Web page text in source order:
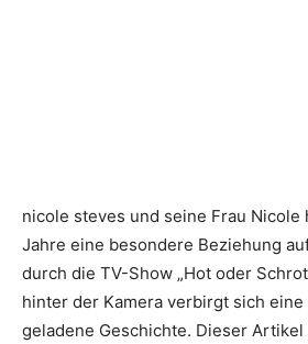
nicole steves und seine Frau Nicole
Jahre eine besondere Beziehung
durch die TV-Show „Hot oder
hinter der Kamera verbirgt sich
geladene Geschichte. Dieser